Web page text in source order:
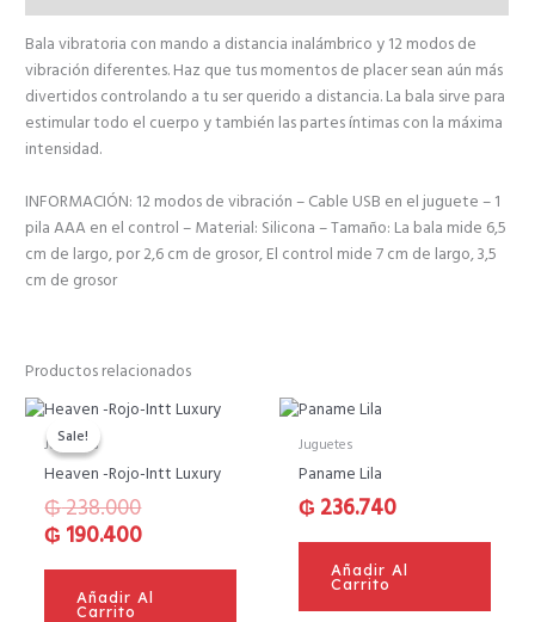
Bala vibratoria con mando a distancia inalámbrico y 12 modos de
vibración diferentes. Haz que tus momentos de placer sean aún más
divertidos controlando a tu ser querido a distancia. La bala sirve para
estimular todo el cuerpo y también las partes íntimas con la máxima
intensidad.
INFORMACIÓN: 12 modos de vibración – Cable USB en el juguete – 1
pila AAA en el control – Material: Silicona – Tamaño: La bala mide 6,5
cm de largo, por 2,6 cm de grosor, El control mide 7 cm de largo, 3,5
cm de grosor
Productos relacionados
Sale!
Sale!
Juguetes
Heaven -Rojo-Intt Luxury
₲238.000
El
original
₲ 238.000.
₲ 190.400
El
actual
₲ 190.400.
Añadir Al
Carrito
Juguetes
Paname Lila
₲ 236.740
Añadir Al
Carrito